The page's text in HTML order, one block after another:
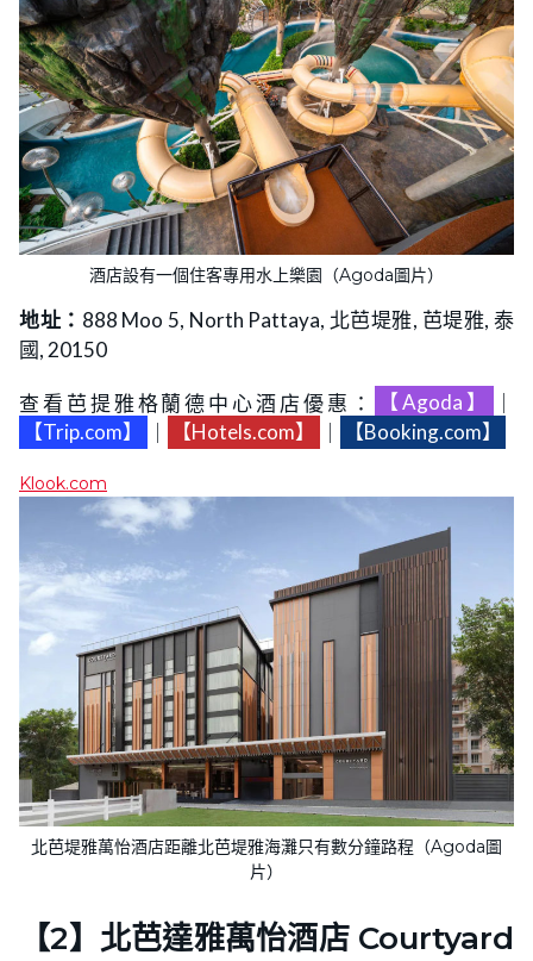
酒店設有一個住客專用水上樂園（Agoda圖片）
地址： 888 Moo 5, North Pattaya, 北芭堤雅, 芭堤雅, 泰
國, 20150
查看芭提雅格蘭德中心酒店優惠： 【Agoda】
【Trip.com】
【Hotels.com】 【Booking.com】
Klook.com
北芭堤雅萬怡酒店距離北芭堤雅海灘只有數分鐘路程（Agoda圖
片）
【2】北芭達雅萬怡酒店 Courtyard